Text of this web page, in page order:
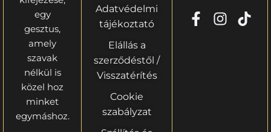
egy
gesztus,
amely
szavak
nélkül is
közel hoz
minket
egymáshoz.
Adatvédelmi
tájékoztató
Elállás a
szerződéstől /
Visszatérítés
Cookie
szabályzat